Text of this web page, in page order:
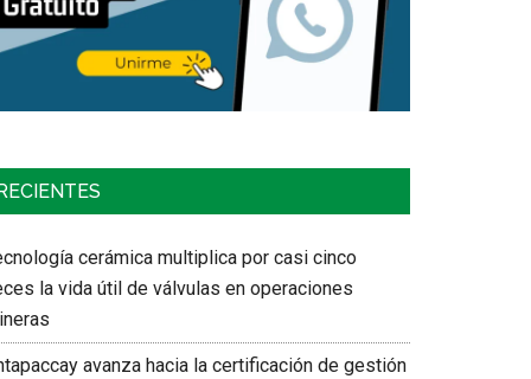
RECIENTES
cerámica multiplica por casi cinco
la vida útil de válvulas en operaciones
avanza hacia la certificación de gestión